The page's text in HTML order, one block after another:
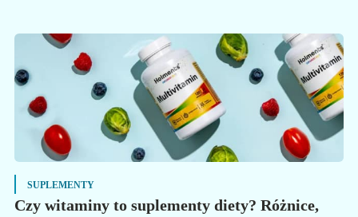
SUPLEMENTY
Czy witaminy to suplementy diety? Różnice,